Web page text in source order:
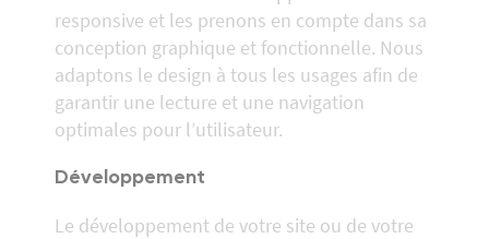
responsive et les prenons en compte dans sa
conception graphique et fonctionnelle. Nous
adaptons le design à tous les usages afin de
garantir une lecture et une navigation
optimales pour l’utilisateur.
Développement
Le développement de votre site ou de votre